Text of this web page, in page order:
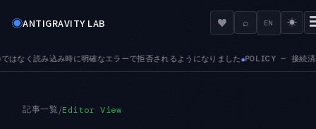
◉ANTIGRAVITY LAB ♥ ⌕ EN ☀
になりました●POLICY — 接続済みツールサーバに対する管理者ポリシーが、正しく
記事一覧/Editor View